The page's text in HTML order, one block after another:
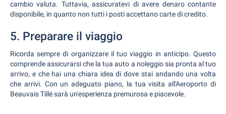
cambio valuta. Tuttavia, assicuratevi di avere denaro contante
disponibile, in quanto non tutti i posti accettano carte di credito.
5. Preparare il viaggio
Ricorda sempre di organizzare il tuo viaggio in anticipo. Questo
comprende assicurarsi che la tua auto a noleggio sia pronta al tuo
arrivo, e che hai una chiara idea di dove stai andando una volta
che arrivi. Con un adeguato piano, la tua visita all'Aeroporto di
Beauvais Tillé sarà un'esperienza premurosa e piacevole.